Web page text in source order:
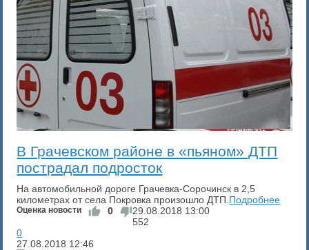
В Грачевском районе в «пьяном» ДТП
пострадал подросток
На автомобильной дороге Грачевка-Сорочинск в 2,5
километрах от села Покровка произошло ДТП. Подробнее
Оценка новости 0 29.08.2018 13:00
552
0
27.08.2018 12:46